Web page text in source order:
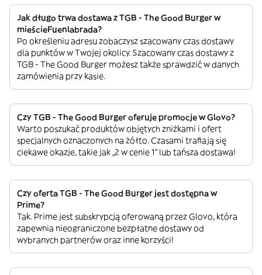
Jak długo trwa dostawa z TGB - The Good Burger w
mieścieFuenlabrada?
Po określeniu adresu zobaczysz szacowany czas dostawy
dla punktów w Twojej okolicy. Szacowany czas dostawy z
TGB - The Good Burger możesz także sprawdzić w danych
zamówienia przy kasie.
Czy TGB - The Good Burger oferuje promocje w Glovo?
Warto poszukać produktów objętych zniżkami i ofert
specjalnych oznaczonych na żółto. Czasami trafiają się
ciekawe okazje, takie jak „2 w cenie 1” lub tańsza dostawa!
Czy oferta TGB - The Good Burger jest dostępna w
Prime?
Tak. Prime jest subskrypcją oferowaną przez Glovo, która
zapewnia nieograniczone bezpłatne dostawy od
wybranych partnerów oraz inne korzyści!